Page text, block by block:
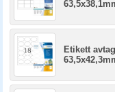
Etikett